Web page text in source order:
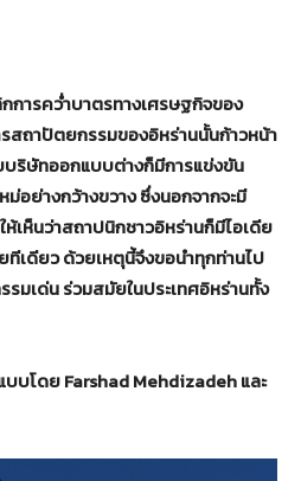
การคว่ำบาตรทางเศรษฐกิจของ
สถาปัตยกรรมของอิหร่านนั้นก้าวหน้า
บริษัทออกแบบต่างก็มีการแข่งขัน
อย่างกว้างขวาง ซึ่งนอกจากจะมี
เห็นว่าสถาปนิกชาวอิหร่านก็มีไอเดีย
ทีเดียว ด้วยเหตุนี้จึงขอนำทุกท่านไป
มเด่น ร่วมสมัยในประเทศอิหร่านทั้ง
บโดย Farshad Mehdizadeh และ